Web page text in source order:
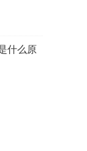
什么原